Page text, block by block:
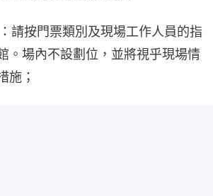
請按門票類別及現場工作人員的指
。場內不設劃位，並將視乎現場情
施；